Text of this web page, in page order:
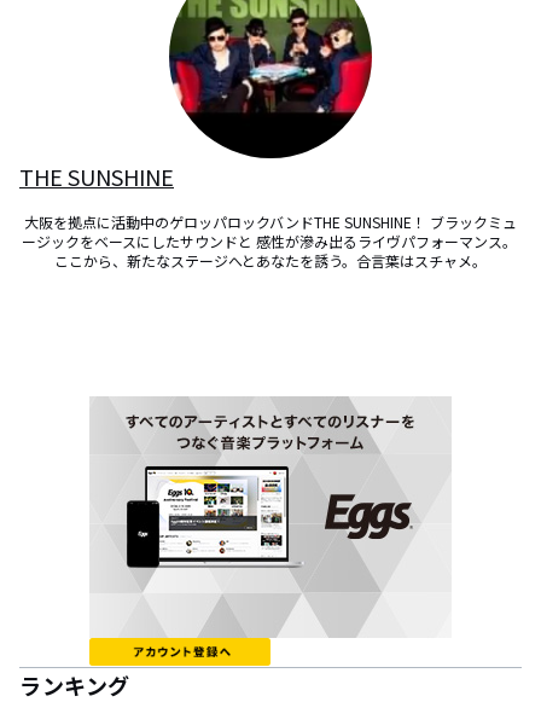
THE SUNSHINE
大阪を拠点に活動中のゲロッパロックバンドTHE SUNSHINE！ ブラックミュ
ージックをベースにしたサウンドと 感性が滲み出るライヴパフォーマンス。
ここから、新たなステージへとあなたを誘う。合言葉はスチャメ。
ランキング